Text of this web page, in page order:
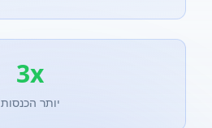
3x
יותר הכנסות